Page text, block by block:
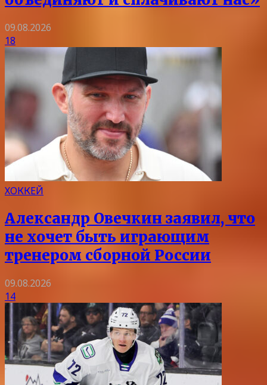
09.08.2026
18
ХОККЕЙ
Александр Овечкин заявил, что
не хочет быть играющим
тренером сборной России
09.08.2026
14